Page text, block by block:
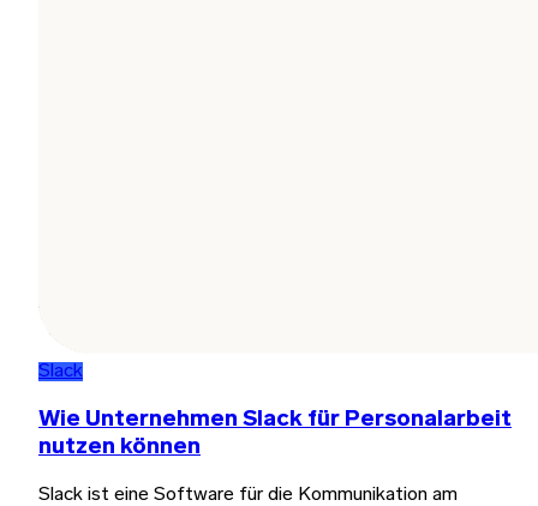
Slack
Wie Unternehmen Slack für Personalarbeit
nutzen können
Slack ist eine Software für die Kommunikation am